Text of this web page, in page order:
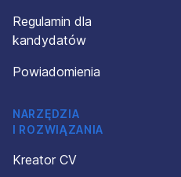
Regulamin dla
kandydatów
Powiadomienia
NARZĘDZIA
I ROZWIĄZANIA
Kreator CV